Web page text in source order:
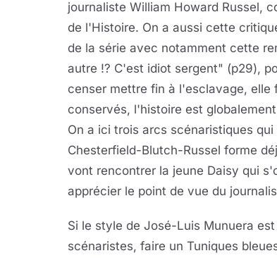
journaliste William Howard Russel,
de l'Histoire. On a aussi cette
de la série avec notamment cette
autre !? C'est idiot sergent" (p29),
censer mettre fin à l'esclavage, elle
conservés, l'histoire est
On a ici trois arcs scénaristiques
Chesterfield-Blutch-Russel forme
vont rencontrer la jeune Daisy qui
apprécier le point de vue du
Si le style de José-Luis Munuera
scénaristes, faire un Tuniques